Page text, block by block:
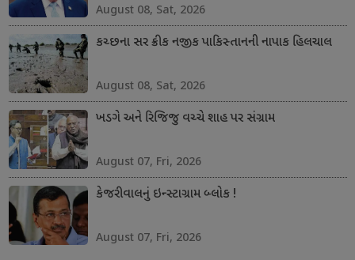
August 08, Sat, 2026
કચ્છના સર ક્રીક નજીક પાકિસ્તાનની નાપાક હિલચાલ
August 08, Sat, 2026
ખડગે અને રિજિજુ વચ્ચે શાહ પર સંગ્રામ
August 07, Fri, 2026
કેજરીવાલનું ઇન્સ્ટાગ્રામ બ્લોક !
August 07, Fri, 2026